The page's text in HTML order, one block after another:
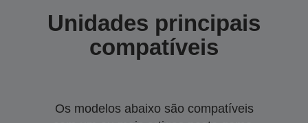
Unidades principais
compatíveis
Os modelos abaixo são compatíveis